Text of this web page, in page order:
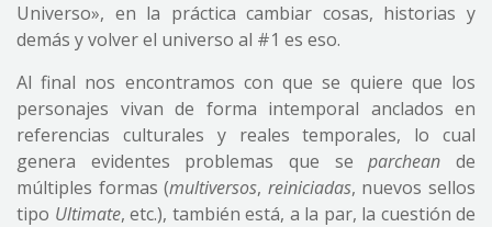
Universo», en la práctica cambiar cosas, historias y
demás y volver el universo al #1 es eso.
Al final nos encontramos con que se quiere que los
personajes vivan de forma intemporal anclados en
referencias culturales y reales temporales, lo cual
genera evidentes problemas que separchean de
múltiples formas (multiversos, reiniciadas, nuevos sellos
tipo Ultimate, etc.), también está, a la par, la cuestión de